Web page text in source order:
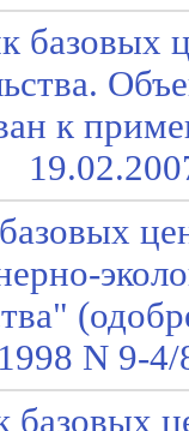
базовых
к
N 9-
базовых